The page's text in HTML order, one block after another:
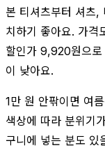
본 티셔츠부터 셔츠,
치하기 좋아요. 가격
할인가 9,920원으
이 낮아요.
1만 원 안팎이면 여
색상에 따라 분위기
구니에 넣는 분도